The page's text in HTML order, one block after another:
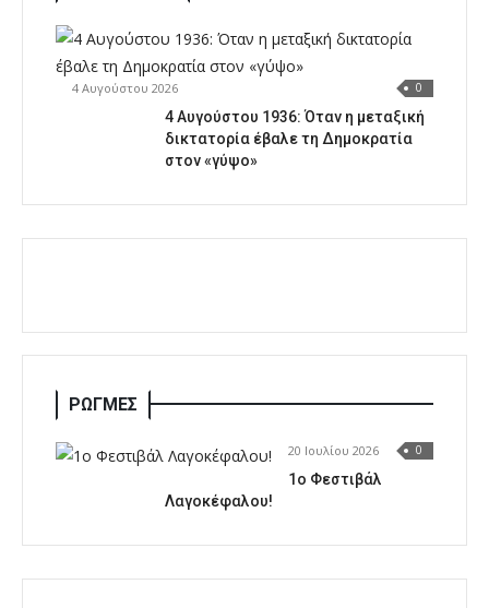
4 Αυγούστου 2026 0
4 Αυγούστου 1936: Όταν η μεταξική
δικτατορία έβαλε τη Δημοκρατία
στον «γύψο»
ΡΩΓΜΕΣ
20 Ιουλίου 2026 0
1o Φεστιβάλ
Λαγοκέφαλου!